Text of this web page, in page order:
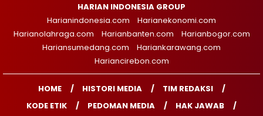
HARIAN INDONESIA GROUP
Harianindonesia.com
Harianekonomi.com
Harianolahraga.com
Harianbanten.com
Harianbogor.com
Hariansumedang.com
Hariankarawang.com
Hariancirebon.com
HOME HISTORI MEDIA
TIM REDAKSI
KODE ETIK
PEDOMAN MEDIA
HAK JAWAB